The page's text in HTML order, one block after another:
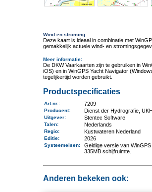
Wind en stroming
Deze kaart is ideaal in combinatie met
gemakkelijk actuele wind- en
Meer informatie:
De DKW Vaarkaarten zijn te gebruiken in
iOS) en in WinGPS Yacht Navigator
tegelijkertijd worden gebruikt.
Productspecificaties
Art.nr. : 7209
Producent: Dienst der Hydrografie,
Uitgever: Stentec Software
Talen: Nederlands
Regio: Kustwateren Nederland
Editie: 2026
Systeemeisen:
Geldige versie van
335MB schijfruimte.
Anderen bekeken ook: